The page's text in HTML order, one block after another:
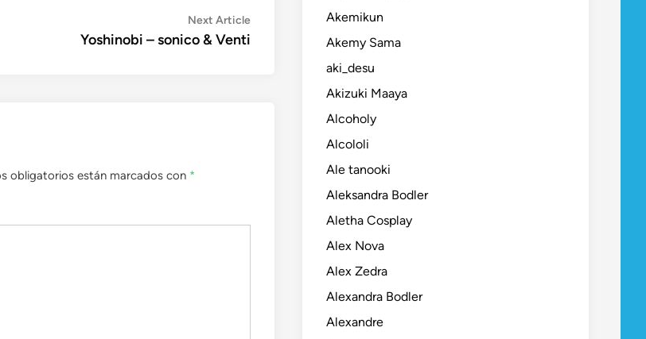
Next ArticleNext
Yoshinobi – sonico & Venti
obligatorios están marcados con *
Akemikun
Akemy Sama
aki_desu
Akizuki Maaya
Alcoholy
Alcololi
Ale tanooki
Aleksandra Bodler
Aletha Cosplay
Alex Nova
Alex Zedra
Alexandra Bodler
Alexandre